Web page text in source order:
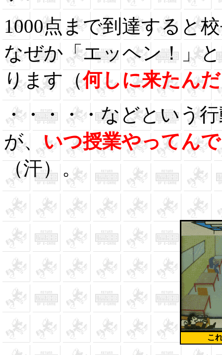
1000点まで到達すると
なぜか「エッヘン！」
ります（何しに来たん
・・・・・などという
が、 いつ授業やってん
（汗）。
こ